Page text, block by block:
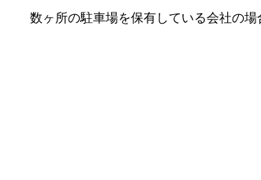
数ヶ所の駐車場を保有している会社の